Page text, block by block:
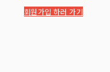
회원가입 하러 가기